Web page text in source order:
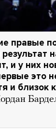
правые
и у них
это
и близок